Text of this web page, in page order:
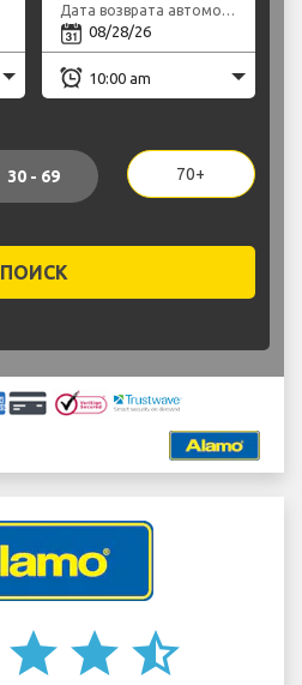
Дата возврата автомобиля
30 - 69 70+
ПОИСК
star star star_half